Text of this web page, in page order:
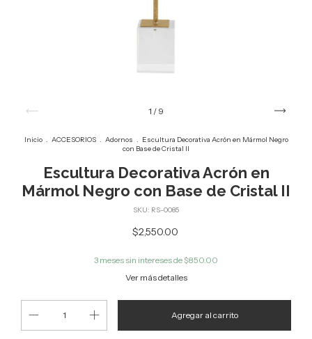
1 / 9
Inicio . ACCESORIOS . Adornos . Escultura Decorativa Acrón en Mármol Negro
con Base de Cristal II
Escultura Decorativa Acrón en
Mármol Negro con Base de Cristal II
SKU: RS-0085
$2,550.00
3 meses sin intereses de $850.00
Ver más detalles